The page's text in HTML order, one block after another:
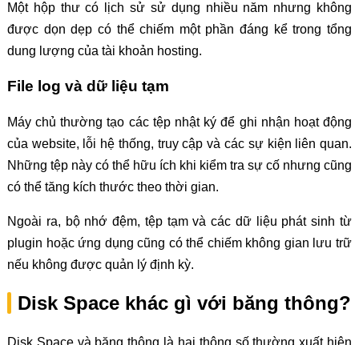
Một hộp thư có lịch sử sử dụng nhiều năm nhưng không
được dọn dẹp có thể chiếm một phần đáng kể trong tổng
dung lượng của tài khoản hosting.
File log và dữ liệu tạm
Máy chủ thường tạo các tệp nhật ký để ghi nhận hoạt động
của website, lỗi hệ thống, truy cập và các sự kiện liên quan.
Những tệp này có thể hữu ích khi kiểm tra sự cố nhưng cũng
có thể tăng kích thước theo thời gian.
Ngoài ra, bộ nhớ đệm, tệp tạm và các dữ liệu phát sinh từ
plugin hoặc ứng dụng cũng có thể chiếm không gian lưu trữ
nếu không được quản lý định kỳ.
Disk Space khác gì với băng thông?